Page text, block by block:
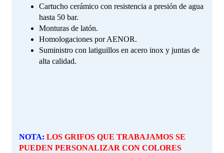
Cartucho cerámico con resistencia a presión de agua
hasta 50 bar.
Monturas de latón.
Homologaciones por AENOR.
Suministro con latiguillos en acero inox y juntas de
alta calidad.
NOTA: LOS GRIFOS QUE TRABAJAMOS SE
PUEDEN PERSONALIZAR CON COLORES